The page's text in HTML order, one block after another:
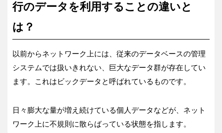
行のデータを利用することの違いと
は？
以前からネットワーク上には、従来のデータベースの管理
システムでは扱いきれない、巨大なデータ群が存在してい
ます。これはビックデータと呼ばれているものです。
日々膨大な量が増え続けている個人データなどが、ネット
ワーク上に不規則に散らばっている状態を指します。